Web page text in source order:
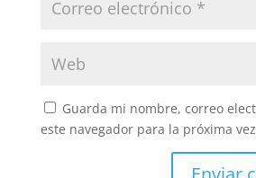
Guarda mi nombre, correo
este navegador para la próxima